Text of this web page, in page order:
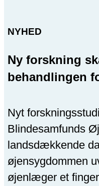
NYHED
Ny forskning
behandlingen
Nyt
Blindesamfunds
landsdækkende
øjensygdommen
øjenlæger et